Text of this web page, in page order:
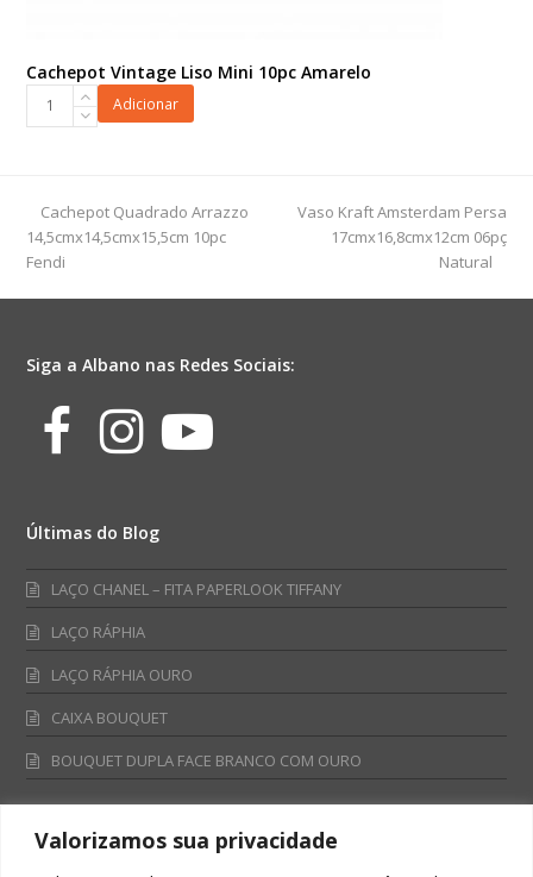
Valorizamos sua privacidade
Cachepot Vintage Liso Mini 10pc Amarelo
Cachepot
Amarelo
quantidade
Adicionar
previous
post:
Cachepot Quadrado Arrazzo
14,5cmx14,5cmx15,5cm 10pc
Fendi
next
post:
Vaso Kraft Amsterdam Persa
17cmx16,8cmx12cm 06pç
Natural
Siga a Albano nas Redes Sociais:
Facebook
Instagram
Youtube
Últimas do Blog
LAÇO CHANEL – FITA PAPERLOOK TIFFANY
LAÇO RÁPHIA
LAÇO RÁPHIA OURO
CAIXA BOUQUET
BOUQUET DUPLA FACE BRANCO COM OURO
Fale Conosco